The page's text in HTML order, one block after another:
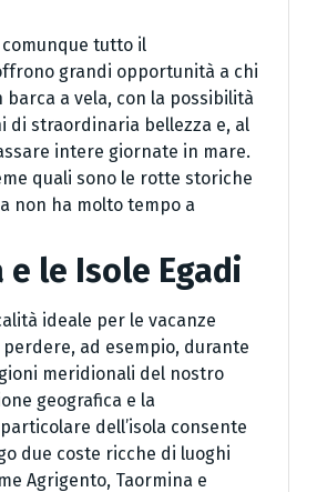
tutto il
grandi opportunità a chi
barca a vela, con la possibilità
di straordinaria bellezza e, al
intere giornate in mare.
quali sono le rotte storiche
non ha molto tempo a
e le Isole Egadi
ideale per le vacanze
ad esempio, durante
meridionali del nostro
geografica e la
dell’isola consente
due coste ricche di luoghi
Agrigento, Taormina e